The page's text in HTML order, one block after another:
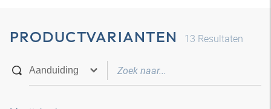
PRODUCTVARIANTEN 13 Resultaten